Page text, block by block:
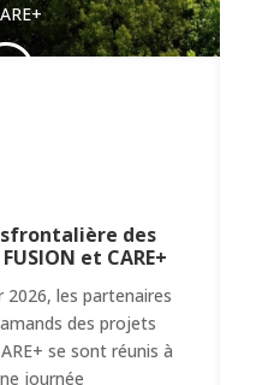
des
et CARE+
2026, les partenaires
des projets
se sont réunis à
journée